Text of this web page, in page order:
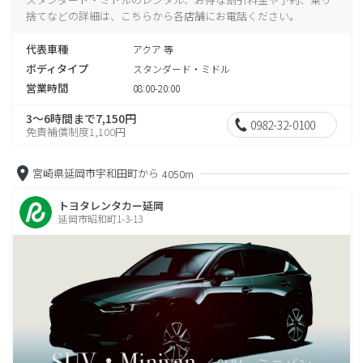
捨てなどの詳細は、こちらから各店舗にお電話ください。
代表車種 アクア 等
ボディタイプ スタンダード・ミドル
営業時間 08:00-20:00
3～6時間まで7,150円
免責補償制度1,100円 0982-32-0100
宮崎県延岡市宇和田町から 4050m
トヨタレンタカー延岡
延岡市昭和町1-3-13